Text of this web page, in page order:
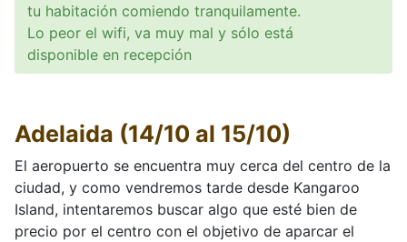
tu habitación comiendo tranquilamente.
Lo peor el wifi, va muy mal y sólo está
disponible en recepción
Adelaida (14/10 al 15/10)
El aeropuerto se encuentra muy cerca del centro de la
ciudad, y como vendremos tarde desde Kangaroo
Island, intentaremos buscar algo que esté bien de
precio por el centro con el objetivo de aparcar el